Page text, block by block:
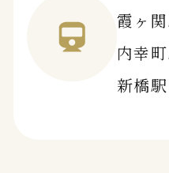
霞ヶ
内幸
新橋駅